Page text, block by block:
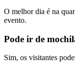
O melhor dia é na
evento.
Pode ir de
Sim, os visitantes